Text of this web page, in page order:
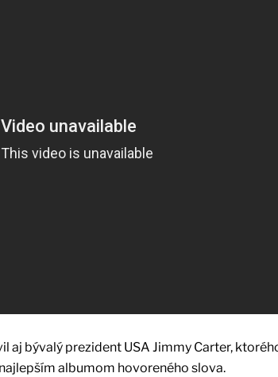
bývalý prezident USA Jimmy Carter,
albumom hovoreného slova.